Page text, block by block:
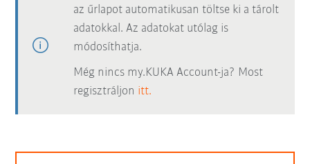
az űrlapot automatikusan töltse ki a tárolt
adatokkal. Az adatokat utólag is
módosíthatja.
Még nincs my.KUKA Account-ja? Most
regisztráljon itt.